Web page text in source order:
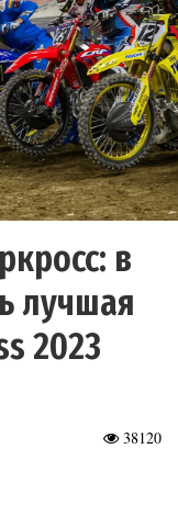
в
лучшая
2023
38120